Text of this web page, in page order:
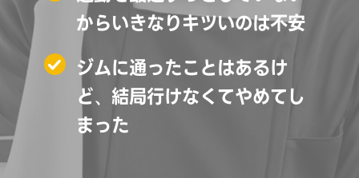
からいきなりキツいのは不安
ジムに通ったことはあるけ
ど、結局行けなくてやめてし
まった